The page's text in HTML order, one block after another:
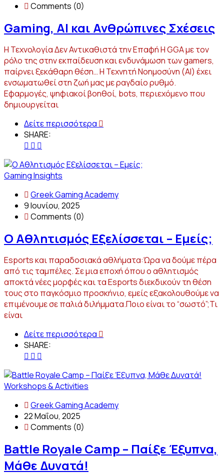
Comments (0)
Gaming, AI και Ανθρώπινες Σχέσεις
Η Τεχνολογία Δεν Αντικαθιστά την Επαφή Η GGA με τον
ρόλο της στην εκπαίδευση και ενδυνάμωση των gamers,
παίρνει ξεκάθαρη θέση… Η Τεχνητή Νοημοσύνη (AI) έχει
ενσωματωθεί στη ζωή μας με ραγδαίο ρυθμό.
Εφαρμογές, ψηφιακοί βοηθοί, bots, περιεχόμενο που
δημιουργείται
Δείτε περισσότερα
SHARE:
Gaming Insights
Greek Gaming Academy
9 Ιουνίου, 2025
Comments (0)
Ο Αθλητισμός Εξελίσσεται – Εμείς;
Esports και παραδοσιακά αθλήματα:Ώρα να δούμε πέρα
από τις ταμπέλες. Σε μια εποχή όπου ο αθλητισμός
αποκτά νέες μορφές και τα Esports διεκδικούν τη θέση
τους στο παγκόσμιο προσκήνιο, εμείς εξακολουθούμε να
επιμένουμε σε παλιά διλήμματα.Ποιο είναι το “σωστό”;Τι
είναι
Δείτε περισσότερα
SHARE:
Workshops & Activities
Greek Gaming Academy
22 Μαΐου, 2025
Comments (0)
Battle Royale Camp – Παίξε Έξυπνα,
Μάθε Δυνατά!